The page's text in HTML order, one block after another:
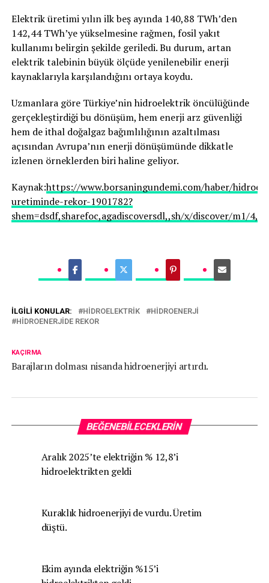
Elektrik üretimi yılın ilk beş ayında 140,88 TWh’den
142,44 TWh’ye yükselmesine rağmen, fosil yakıt
kullanımı belirgin şekilde geriledi. Bu durum, artan
elektrik talebinin büyük ölçüde yenilenebilir enerji
kaynaklarıyla karşılandığını ortaya koydu.
Uzmanlara göre Türkiye’nin hidroelektrik öncülüğünde
gerçekleştirdiği bu dönüşüm, hem enerji arz güvenliği
hem de ithal doğalgaz bağımlılığının azaltılması
açısından Avrupa’nın enerji dönüşümünde dikkatle
izlenen örneklerden biri haline geliyor.
Kaynak:https://www.borsaningundemi.com/haber/
uretiminde-rekor-1901782?
shem=dsdf,sharefoc,agadiscoversdl,,sh/x/discover/m1/
İLGILI KONULAR: HIDROELEKTRIK
HIDROENERJI
HIDROENERJIDE REKOR
KAÇIRMA
Barajların dolması nisanda hidroenerjiyi artırdı.
BEĞENEBILECEKLERIN
Aralık 2025’te elektriğin % 12,8’i
hidroelektrikten geldi
Kuraklık hidroenerjiyi de vurdu. Üretim
düştü.
Ekim ayında elektriğin %15’i